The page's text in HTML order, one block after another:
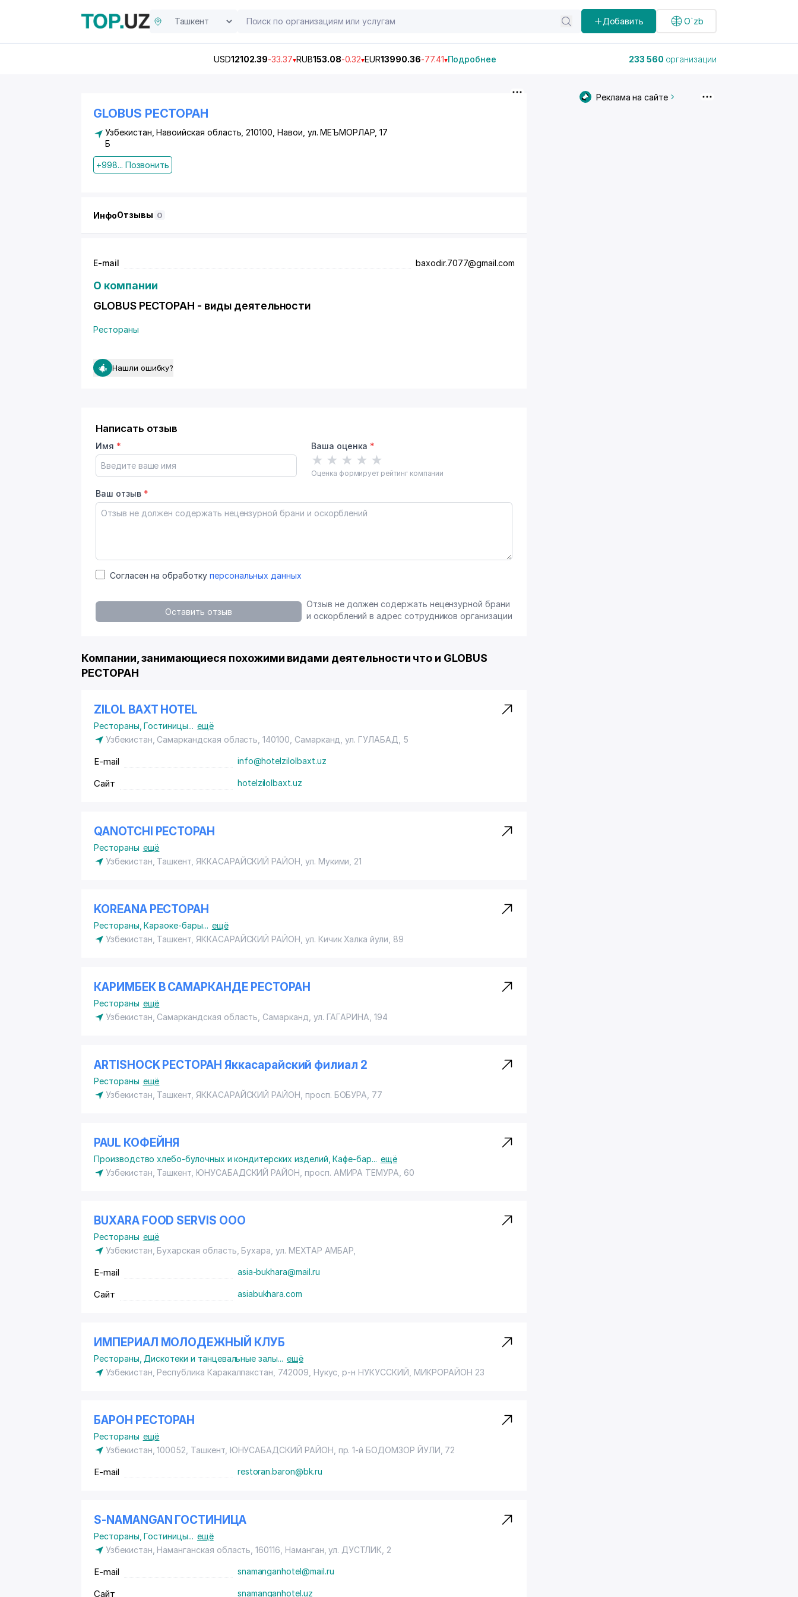
Добавить O`zb
USD12102.39-33.37 RUB153.08-0.32 EUR13990.36-77.41 Подробнее 233 560 организации
GLOBUS РЕСТОРАН
Узбекистан, Навоийская область, 210100, Навои, ул. МЕЪМОРЛАР, 17
Б
+998... Позвонить
ИнфоОтзывы 0
E-mail baxodir.7077@gmail.com
О компании
GLOBUS РЕСТОРАН - виды деятельности
Рестораны
Нашли ошибку?
Написать отзыв
Имя * Ваша оценка *
★ ★ ★ ★ ★
Оценка формирует рейтинг компании
Ваш отзыв *
Согласен на обработку персональных данных
Оставить отзыв
Отзыв не должен содержать нецензурной брани
и оскорблений в адрес сотрудников организации
Компании, занимающиеся похожими видами деятельности что и GLOBUS
РЕСТОРАН
ZILOL BAXT HOTEL
Рестораны ,Гостиницы... ещё
Узбекистан, Самаркандская область, 140100, Самарканд,ул. ГУЛАБАД , 5
E-mail info@hotelzilolbaxt.uz
Сайт hotelzilolbaxt.uz
QANOTCHI РЕСТОРАН
Рестораны ещё
Узбекистан, Ташкент, ЯККАСАРАЙСКИЙ РАЙОН ул. Мукими , 21
KOREANA РЕСТОРАН
Рестораны ,Караоке-бары... ещё
Узбекистан, Ташкент, ЯККАСАРАЙСКИЙ РАЙОН ул. Кичик Халка йули , 89
КАРИМБЕК В САМАРКАНДЕ РЕСТОРАН
Рестораны ещё
Узбекистан, Самаркандская область, Самарканд, ул. ГАГАРИНА , 194
ARTISHOCK РЕСТОРАН Яккасарайский филиал 2
Рестораны ещё
Узбекистан, Ташкент, ЯККАСАРАЙСКИЙ РАЙОН просп. БОБУРА , 77
PAUL КОФЕЙНЯ
Производство хлебо-булочных и кондитерских изделий ,Кафе-бар... ещё
Узбекистан, Ташкент, ЮНУСАБАДСКИЙ РАЙОН просп. АМИРА ТЕМУРА , 60
BUXARA FOOD SERVIS ООО
Рестораны ещё
Узбекистан, Бухарская область, Бухара,ул. МЕХТАР АМБАР
E-mail asia-bukhara@mail.ru
Сайт asiabukhara.com
ИМПЕРИАЛ МОЛОДЕЖНЫЙ КЛУБ
Рестораны Дискотеки и танцевальные залы... ещё
Узбекистан, Республика Каракалпакстан, 742009, Нукус, р-н НУКУССКИЙ , МИКРОРАЙОН 23
БАРОН РЕСТОРАН
Рестораны ещё
Узбекистан, 100052, Ташкент, ЮНУСАБАДСКИЙ РАЙОН пр. 1-й БОДОМЗОР ЙУЛИ , 72
E-mail restoran.baron@bk.ru
S-NAMANGAN ГОСТИНИЦА
Рестораны ,Гостиницы... ещё
Узбекистан, Наманганская область, 160116, Наманган,ул. ДУСТЛИК , 2
E-mail snamanganhotel@mail.ru
Сайт snamanganhotel.uz
Реклама на сайте